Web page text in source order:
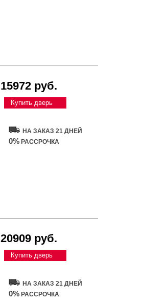
15972 руб.
Купить дверь
НА ЗАКАЗ 21 ДНЕЙ
0% РАССРОЧКА
20909 руб.
Купить дверь
НА ЗАКАЗ 21 ДНЕЙ
0% РАССРОЧКА